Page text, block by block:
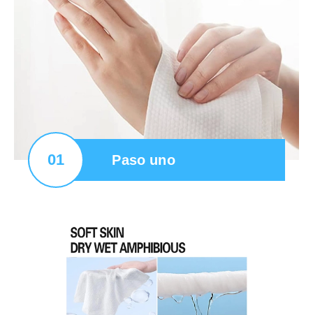
01 Paso uno